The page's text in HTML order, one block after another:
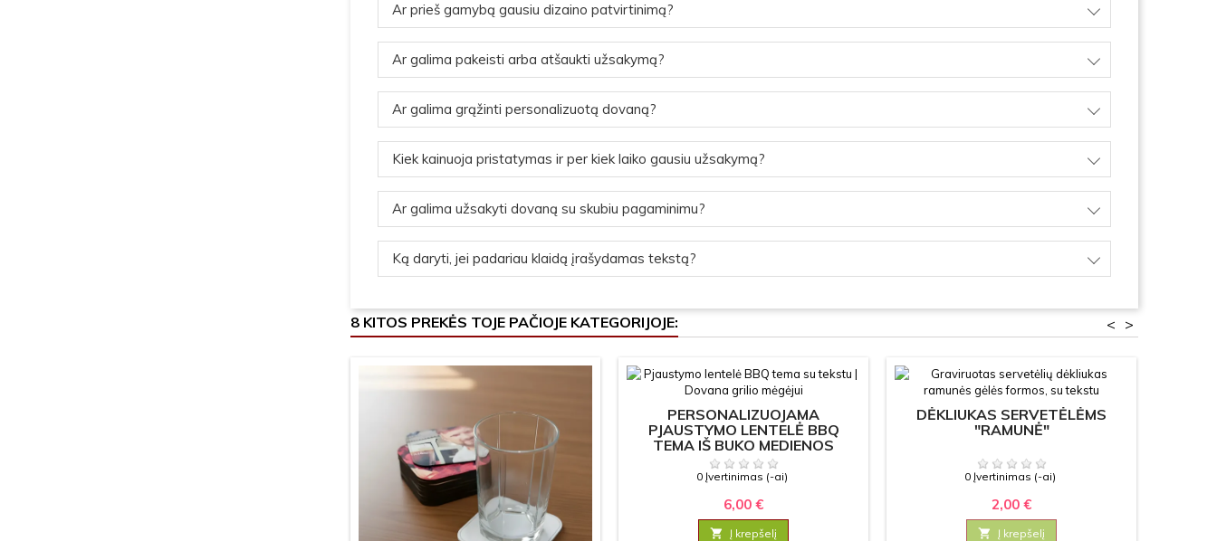
Ar prieš gamybą gausiu dizaino patvirtinimą?
Ar galima pakeisti arba atšaukti užsakymą?
Ar galima grąžinti personalizuotą dovaną?
Kiek kainuoja pristatymas ir per kiek laiko gausiu užsakymą?
Ar galima užsakyti dovaną su skubiu pagaminimu?
Ką daryti, jei padariau klaidą įrašydamas tekstą?
8 KITOS PREKĖS TOJE PAČIOJE KATEGORIJOJE: >
<
PERSONALIZUOJAMA
PJAUSTYMO LENTELĖ BBQ
TEMA IŠ BUKO MEDIENOS
0 Įvertinimas (-ai)
6,00 €
 Į krepšelį
DĖKLIUKAS SERVETĖLĖMS
"RAMUNĖ"
0 Įvertinimas (-ai)
2,00 €
 Į krepšelį